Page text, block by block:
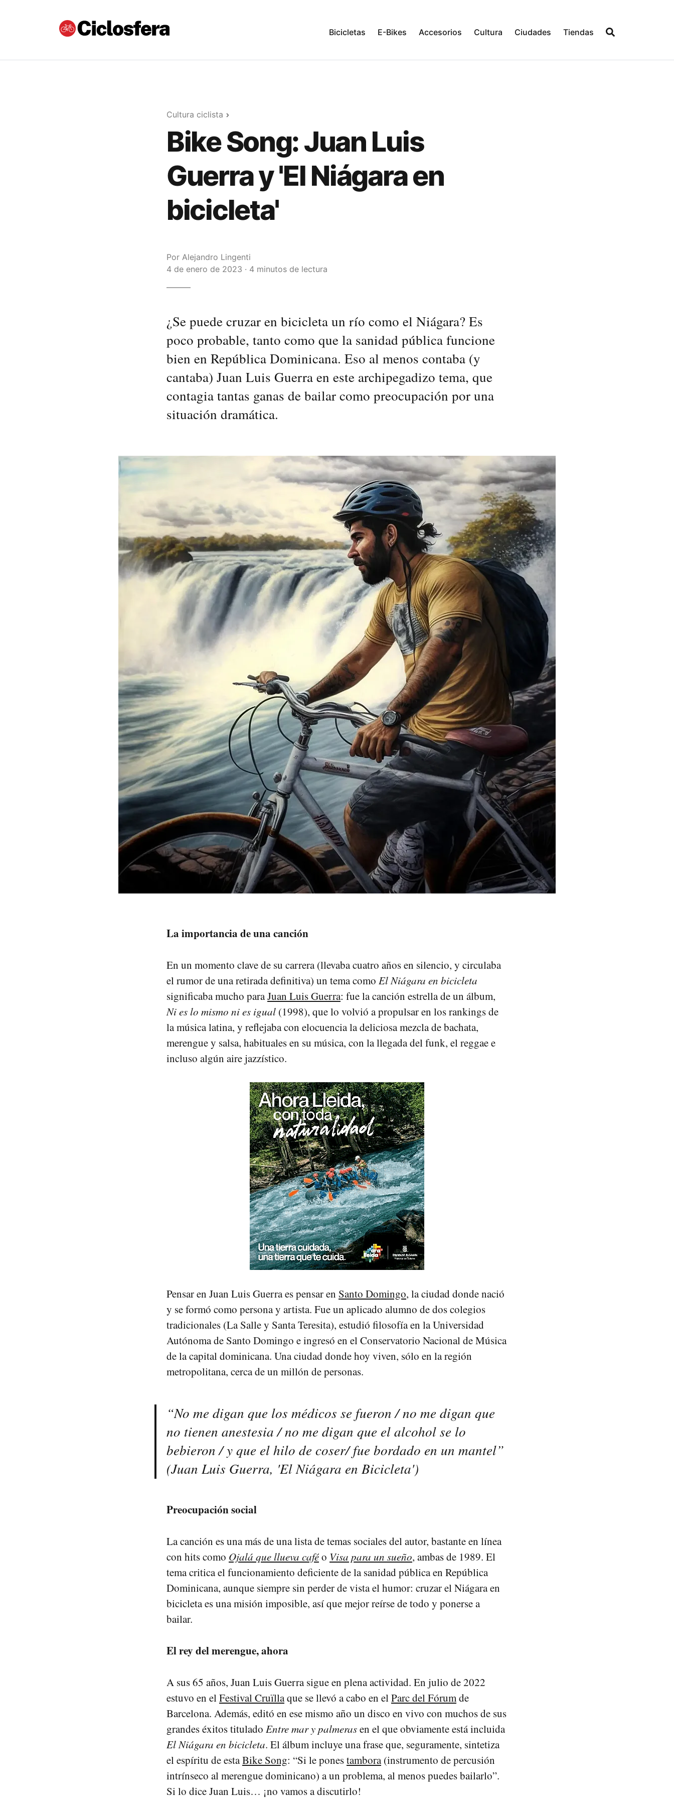
Bicicletas E-Bikes Accesorios Cultura Ciudades Tiendas
Cultura ciclista
Bike Song: Juan Luis
Guerra y 'El Niágara en
bicicleta'
Por Alejandro Lingenti
4 de enero de 2023 · 4 minutos de lectura
¿Se puede cruzar en bicicleta un río como el Niágara? Es
poco probable, tanto como que la sanidad pública funcione
bien en República Dominicana. Eso al menos contaba (y
cantaba) Juan Luis Guerra en este archipegadizo tema, que
contagia tantas ganas de bailar como preocupación por una
situación dramática.
La importancia de una canción
En un momento clave de su carrera (llevaba cuatro años en silencio, y circulaba
el rumor de una retirada definitiva) un tema como El Niágara en bicicleta
significaba mucho paraJuan Luis Guerra: fue la canción estrella de un álbum,
Ni es lo mismo ni es igual (1998), que lo volvió a propulsar en los rankings de
la música latina, y reflejaba con elocuencia la deliciosa mezcla de bachata,
merengue y salsa, habituales en su música, con la llegada del funk, el reggae e
incluso algún aire jazzístico.
Pensar en Juan Luis Guerra es pensar en Santo Domingo, la ciudad donde nació
y se formó como persona y artista. Fue un aplicado alumno de dos colegios
tradicionales (La Salle y Santa Teresita), estudió filosofía en la Universidad
Autónoma de Santo Domingo e ingresó en el Conservatorio Nacional de Música
de la capital dominicana. Una ciudad donde hoy viven, sólo en la región
metropolitana, cerca de un millón de personas.
“No me digan que los médicos se fueron / no me digan que
no tienen anestesia / no me digan que el alcohol se lo
bebieron / y que el hilo de coser/ fue bordado en un mantel”
(Juan Luis Guerra, 'El Niágara en Bicicleta')
Preocupación social
La canción es una más de una lista de temas sociales del autor, bastante en línea
con hits como Ojalá que llueva caféo Visa para un sueño, ambas de 1989. El
tema critica el funcionamiento deficiente de la sanidad pública en República
Dominicana, aunque siempre sin perder de vista el humor: cruzar el Niágara en
bicicleta es una misión imposible, así que mejor reírse de todo y ponerse a
bailar.
El rey del merengue, ahora
A sus 65 años, Juan Luis Guerra sigue en plena actividad. En julio de 2022
estuvo en elFestival Cruïllaque se llevó a cabo en elParc del Fórumde
Barcelona. Además, editó en ese mismo año un disco en vivo con muchos de sus
grandes éxitos titulado Entre mar y palmerasen el que obviamente está incluida
El Niágara en bicicleta. El álbum incluye una frase que, seguramente, sintetiza
el espíritu de estaBike Song: “Si le ponestambora(instrumento de percusión
intrínseco al merengue dominicano) a un problema, al menos puedes bailarlo”.
Si lo dice Juan Luis… ¡no vamos a discutirlo!